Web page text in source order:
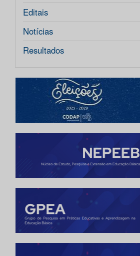
Editais
Notícias
Resultados